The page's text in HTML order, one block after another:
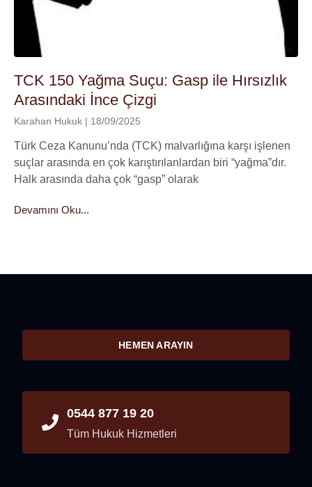
TCK 150 Yağma Suçu: Gasp ile Hırsızlık
Arasındaki İnce Çizgi
Karahan Hukuk 18/09/2025
Türk Ceza Kanunu’nda (TCK) malvarlığına karşı işlenen
suçlar arasında en çok karıştırılanlardan biri “yağma”dır.
Halk arasında daha çok “gasp” olarak
Devamını Oku...
HEMEN ARAYIN
0544 877 19 20
Tüm Hukuk Hizmetleri